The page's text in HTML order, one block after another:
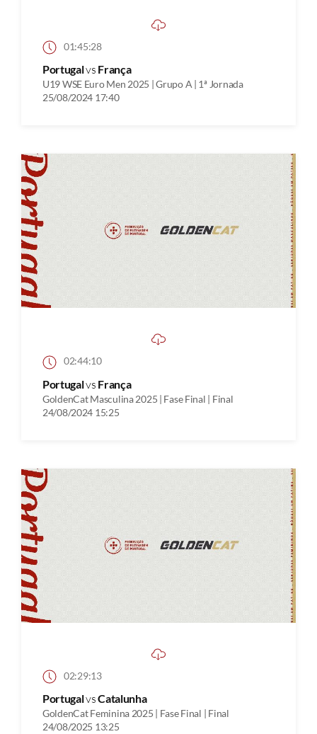
01:45:28
Portugalvs França
U19 WSE Euro Men 2025 | Grupo A | 1ª Jornada
25/08/2024 17:40
02:44:10
Portugalvs França
GoldenCat Masculina 2025 | Fase Final | Final
24/08/2024 15:25
02:29:13
PortugalvsCatalunha
GoldenCat Feminina 2025 | Fase Final | Final
24/08/2025 13:25